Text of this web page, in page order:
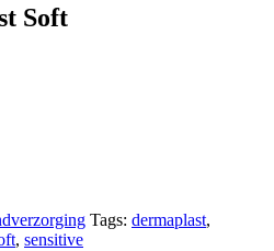
Soft
Tags: dermaplast,
, sensitive